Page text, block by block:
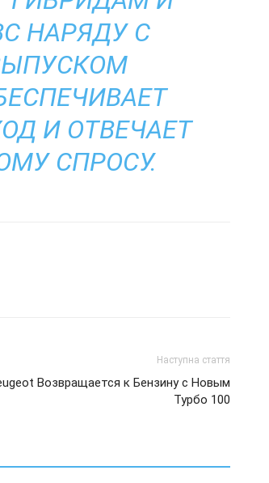
НАРЯДУ С
И ОТВЕЧАЕТ
СПРОСУ.
Наступна стаття
Возвращается к Бензину с Новым
Турбо 100